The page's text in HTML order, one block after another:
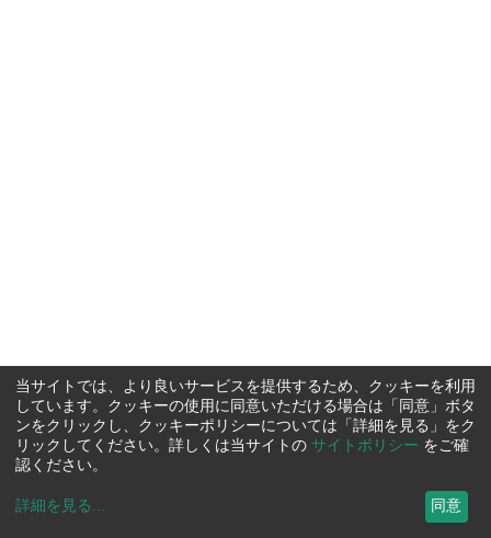
当サイトでは、より良いサービスを提供するため、クッキーを利用
しています。クッキーの使用に同意いただける場合は「同意」ボタ
ンをクリックし、クッキーポリシーについては「詳細を見る」をク
リックしてください。詳しくは当サイトの サイトポリシー をご確
認ください。
詳細を見る ... 同意